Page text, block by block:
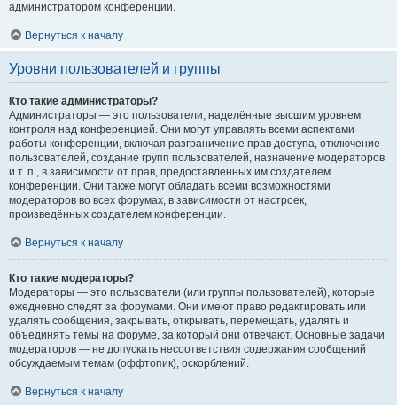
администратором конференции.
Вернуться к началу
Уровни пользователей и группы
Кто такие администраторы?
Администраторы — это пользователи, наделённые высшим уровнем
контроля над конференцией. Они могут управлять всеми аспектами
работы конференции, включая разграничение прав доступа, отключение
пользователей, создание групп пользователей, назначение модераторов
и т. п., в зависимости от прав, предоставленных им создателем
конференции. Они также могут обладать всеми возможностями
модераторов во всех форумах, в зависимости от настроек,
произведённых создателем конференции.
Вернуться к началу
Кто такие модераторы?
Модераторы — это пользователи (или группы пользователей), которые
ежедневно следят за форумами. Они имеют право редактировать или
удалять сообщения, закрывать, открывать, перемещать, удалять и
объединять темы на форуме, за который они отвечают. Основные задачи
модераторов — не допускать несоответствия содержания сообщений
обсуждаемым темам (оффтопик), оскорблений.
Вернуться к началу